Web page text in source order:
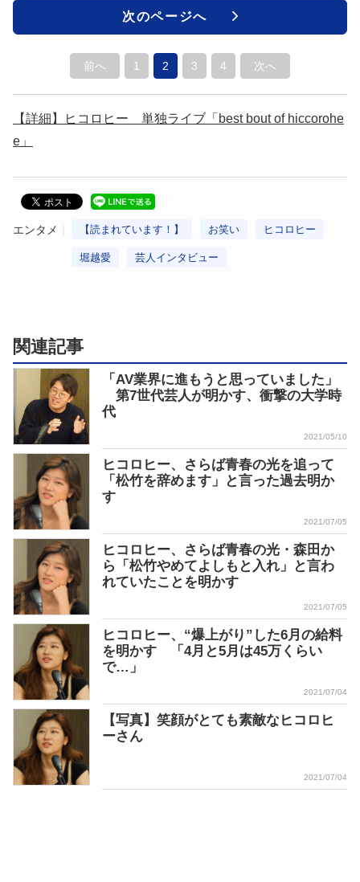
次のページへ
前へ 1 2 3 4 次へ
【詳細】ヒコロヒー 単独ライブ「best bout of hiccorohe
e」
エンタメ 【読まれています！】 お笑い ヒコロヒー
堀越愛 芸人インタビュー
関連記事
「AV業界に進もうと思っていました」
第7世代芸人が明かす、衝撃の大学時
代
2021/05/10
ヒコロヒー、さらば青春の光を追って
「松竹を辞めます」と言った過去明か
す
2021/07/05
ヒコロヒー、さらば青春の光・森田か
ら「松竹やめてよしもと入れ」と言わ
れていたことを明かす
2021/07/05
ヒコロヒー、“爆上がり”した6月の給料
を明かす 「4月と5月は45万くらい
で…」
2021/07/04
【写真】笑顔がとても素敵なヒコロヒ
ーさん
2021/07/04